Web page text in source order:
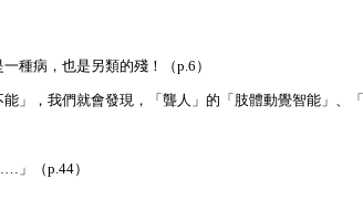
種病，也是另類的殘！（p.6）
」，我們就會發現，「聾人」的「肢體動覺智能」、
」（p.44）